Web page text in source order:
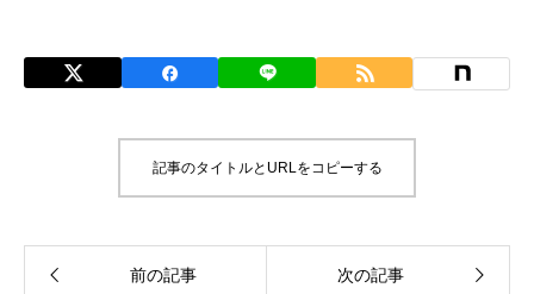
記事のタイトルとURLをコピーする